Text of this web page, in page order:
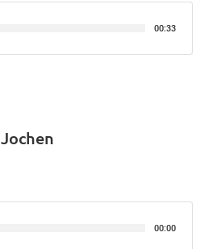
00:33
Jochen
00:00